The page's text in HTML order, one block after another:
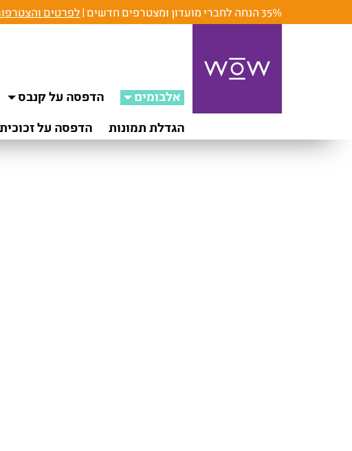
35% הנחה לחברי מועדון ומצטרפים חדשים | לפרטים
אלבומים הדפסה על קנבס
הגדלת תמונות
הדפסה על זכוכית